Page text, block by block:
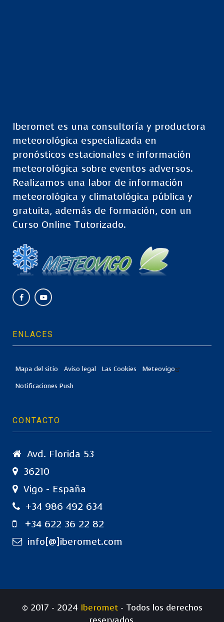
Iberomet es una consultoría y productora
meteorológica especializada en
pronósticos estacionales e información
meteorológica sobre eventos adversos.
Realizamos una labor de información
meteorológica y climatológica pública y
gratuita, además de formación, con un
Curso Online Tutorizado.
ENLACES
Mapa del sitio Aviso legal Las Cookies
Meteovigo
Notificaciones Push
CONTACTO
Avd. Florida 53
36210
Vigo - España
+34 986 492 634
+34 622 36 22 82
info[@]iberomet.com
© 2017 - 2024 Iberomet- Todos los derechos